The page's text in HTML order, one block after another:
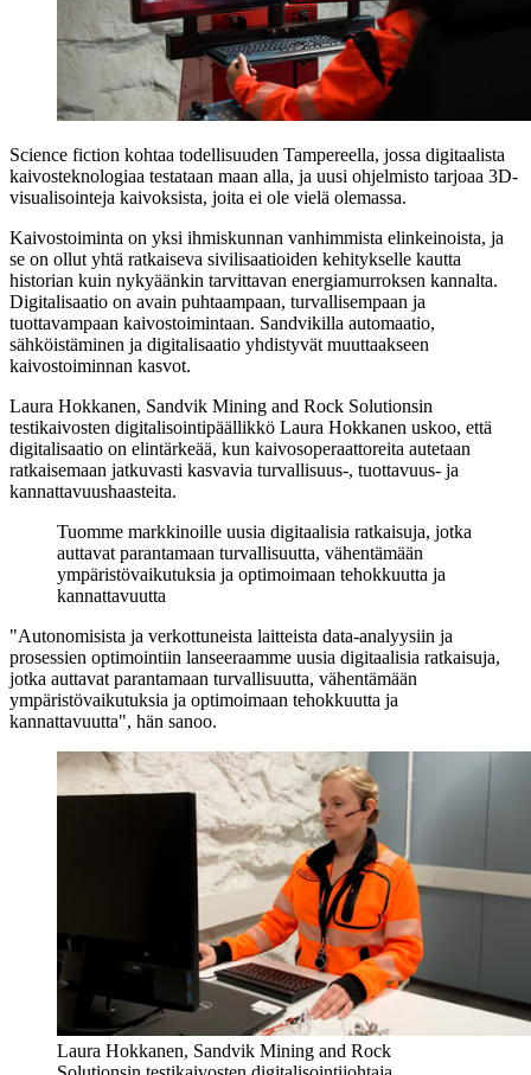
Science fiction kohtaa todellisuuden Tampereella, jossa digitaalista
kaivosteknologiaa testataan maan alla, ja uusi ohjelmisto tarjoaa 3D-
visualisointeja kaivoksista, joita ei ole vielä olemassa.
Kaivostoiminta on yksi ihmiskunnan vanhimmista elinkeinoista, ja
se on ollut yhtä ratkaiseva sivilisaatioiden kehitykselle kautta
historian kuin nykyäänkin tarvittavan energiamurroksen kannalta.
Digitalisaatio on avain puhtaampaan, turvallisempaan ja
tuottavampaan kaivostoimintaan. Sandvikilla automaatio,
sähköistäminen ja digitalisaatio yhdistyvät muuttaakseen
kaivostoiminnan kasvot.
Laura Hokkanen, Sandvik Mining and Rock Solutionsin
testikaivosten digitalisointipäällikkö Laura Hokkanen uskoo, että
digitalisaatio on elintärkeää, kun kaivosoperaattoreita autetaan
ratkaisemaan jatkuvasti kasvavia turvallisuus-, tuottavuus- ja
kannattavuushaasteita.
Tuomme markkinoille uusia digitaalisia ratkaisuja, jotka
auttavat parantamaan turvallisuutta, vähentämään
ympäristövaikutuksia ja optimoimaan tehokkuutta ja
kannattavuutta
"Autonomisista ja verkottuneista laitteista data-analyysiin ja
prosessien optimointiin lanseeraamme uusia digitaalisia ratkaisuja,
jotka auttavat parantamaan turvallisuutta, vähentämään
ympäristövaikutuksia ja optimoimaan tehokkuutta ja
kannattavuutta", hän sanoo.
Laura Hokkanen, Sandvik Mining and Rock